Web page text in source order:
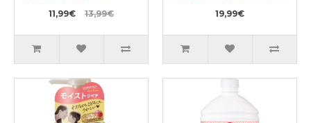
11,99€ 13,99€ 19,99€